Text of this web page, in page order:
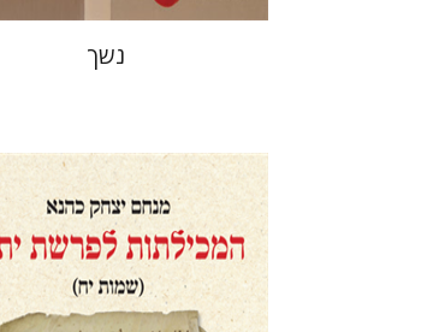
נשך
מנחם יצחק כהנא